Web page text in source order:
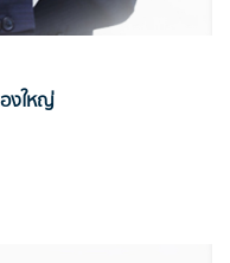
งใหญ่